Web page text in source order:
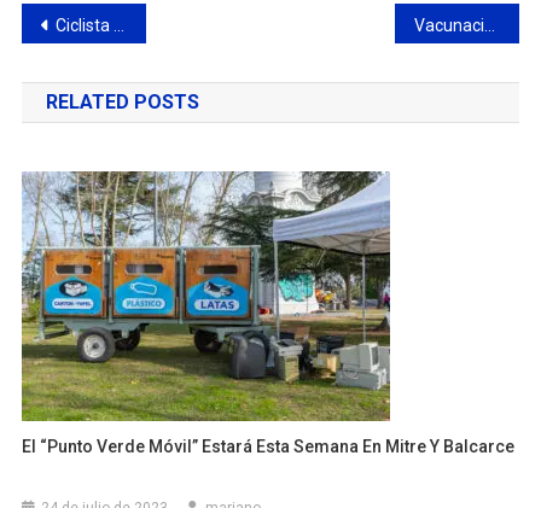
Navegación
de
entradas
Ciclista perdió la vida en un siniestro vial en ruta Panamericana altura km 70
RELATED POSTS
El “Punto Verde Móvil” Estará Esta Semana En Mitre Y Balcarce